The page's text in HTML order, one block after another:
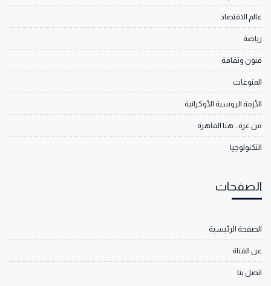
عالم الاقتصاد
رياضة
فنون وثقافة
المنوعات
الأزمة الروسية الأوكرانية
من غزة.. هنا القاهرة
التكنولوجيا
الصفحات
الصفحة الرئيسية
عن القناة
اتصل بنا